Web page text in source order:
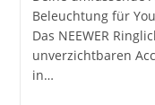
Beleuchtung für
Das NEEWER
unverzichtbaren
in…